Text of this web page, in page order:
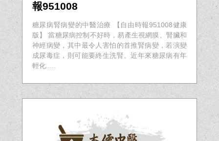
報951008
糖尿病腎病變的中醫治療 【自由時報951008健康
版】 當糖尿病控制不好時，易產生視網膜、腎臟和
神經病變，其中最令人害怕的首推腎病變，若演變
成尿毒症，則可能要終生洗腎。近年來糖尿病有年
輕化.....